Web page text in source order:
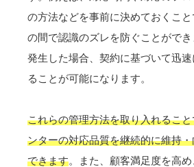
の方法などを事前に決めておくこ
の間で認識のズレを防ぐことがで
発生した場合、契約に基づいて迅
ることが可能になります。
これらの管理方法を取り入れるこ
ンターの対応品質を継続的に維持
できます。また、顧客満足度を高